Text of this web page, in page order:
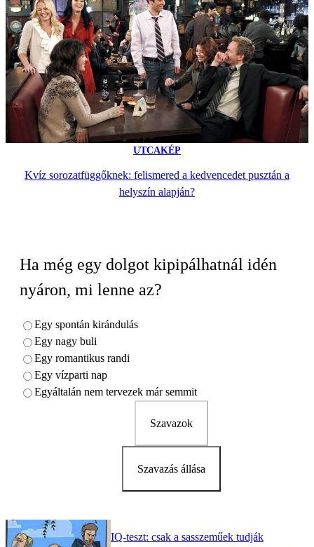
UTCAKÉP
Kvíz sorozatfüggőknek: felismered a kedvencedet pusztán a
helyszín alapján?
Ha még egy dolgot kipipálhatnál idén
nyáron, mi lenne az?
Egy spontán kirándulás
Egy nagy buli
Egy romantikus randi
Egy vízparti nap
Egyáltalán nem tervezek már semmit
Szavazok
Szavazás állása
IQ-teszt: csak a sasszeműek tudják